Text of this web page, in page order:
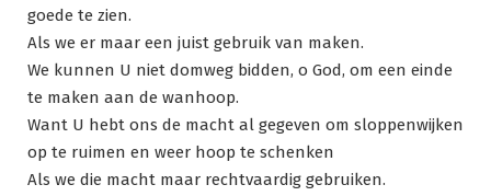
goede te zien.
Als we er maar een juist gebruik van maken.
We kunnen U niet domweg bidden, o God, om een einde
te maken aan de wanhoop.
Want U hebt ons de macht al gegeven om sloppenwijken
op te ruimen en weer hoop te schenken
Als we die macht maar rechtvaardig gebruiken.